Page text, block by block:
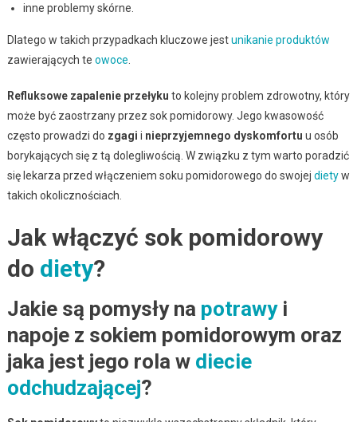
inne problemy skórne.
Dlatego w takich przypadkach kluczowe jestunikanie produktów
zawierających te owoce
Refluksowe zapalenie przełyku to kolejny problem zdrowotny, który
może być zaostrzany przez sok pomidorowy. Jego kwasowość
często prowadzi do zgagi i nieprzyjemnego dyskomfortu u osób
borykających się z tą dolegliwością. W związku z tym warto poradzić
się lekarza przed włączeniem soku pomidorowego do swojej dietyw
takich okolicznościach.
Jak włączyć sok pomidorowy
do diety?
Jakie są pomysły na potrawyi
napoje z sokiem pomidorowym oraz
jaka jest jego rola w diecie
odchudzającej?